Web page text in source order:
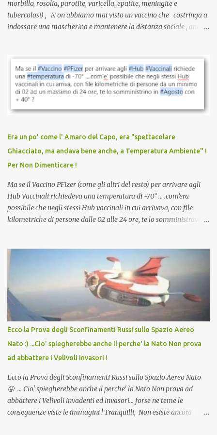
morbillo, rosolia, parotite, varicella, epatite, meningite e
tubercolosi) , N on abbiamo mai visto un vaccino che costringa a
indossare una mascherina e mantenere la distanza sociale , anche
vaccinazione. Non avevamo mai sentito parlare di ricompense,
sconti, incentivi per vaccinarsi. Non avevamo mai visto
discriminazioni per coloro che non l’hanno fatto. Se non sei stato
vaccinato, nessuno aveva prima cercato di farti sentire una
persona cattiva. Non avevamo mai visto un vaccino che minacci le
vaccino usato per minacciare i mezzi di sussistenza, il lavoro o la
scuola. Non avevamo mai visto un vaccino che permettesse a un
dodicenne di ignorare il consenso dei genitori. Dopo tutti i vaccini
che abbiamo elencato sopra...
Era un po' come l' Amaro del Capo, era "spettacolare
Ghiacciato, ma andava bene anche, a Temperatura Ambiente" !
Per Non Dimenticare !
Ma se il Vaccino PFizer (come gli altri del resto) per arrivare agli
Hub Vaccinali richiedeva una temperatura di -70° ... .com'era
possibile che negli stessi Hub vaccinali in cui arrivava, con file
kilometriche di persone dalle 02 alle 24 ore, te lo somministravano
Vaccino come: l' Amaro del Capo, era "spettacolare Ghiacciato, ma
andava bene anche, a Temperatura Ambiente"! Riproponiamo
l'articolo per NON Dimenticare!
Ecco la Prova degli Sconfinamenti Russi sullo Spazio Aereo
Nato :) ...Cio' spiegherebbe anche il perche' la Nato Non prova
ad abbattere i Velivoli invasori !
Ecco la Prova degli Sconfinamenti Russi sullo Spazio Aereo Nato
😛 ... Cio' spiegherebbe anche il perche' la Nato Non prova ad
abbattere i Velivoli invadenti ed invasori... forse ne teme le
conseguenze viste le immagini ! Tranquilli, Non esiste ancora